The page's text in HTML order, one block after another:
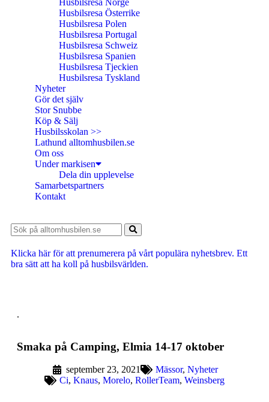
Husbilsresa Norge
Husbilsresa Österrike
Husbilsresa Polen
Husbilsresa Portugal
Husbilsresa Schweiz
Husbilsresa Spanien
Husbilsresa Tjeckien
Husbilsresa Tyskland
Nyheter
Gör det själv
Stor Snubbe
Köp & Sälj
Husbilsskolan >>
Lathund alltomhusbilen.se
Om oss
Under markisen
Dela din upplevelse
Samarbetspartners
Kontakt
Klicka här för att prenumerera på vårt populära nyhetsbrev. Ett
bra sätt att ha koll på husbilsvärlden.
.
Smaka på Camping, Elmia 14-17 oktober
september 23, 2021 Mässor, Nyheter
Ci, Knaus, Morelo, RollerTeam, Weinsberg